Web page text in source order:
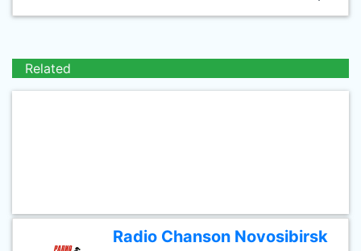
Related
Radio Chanson Novosibirsk